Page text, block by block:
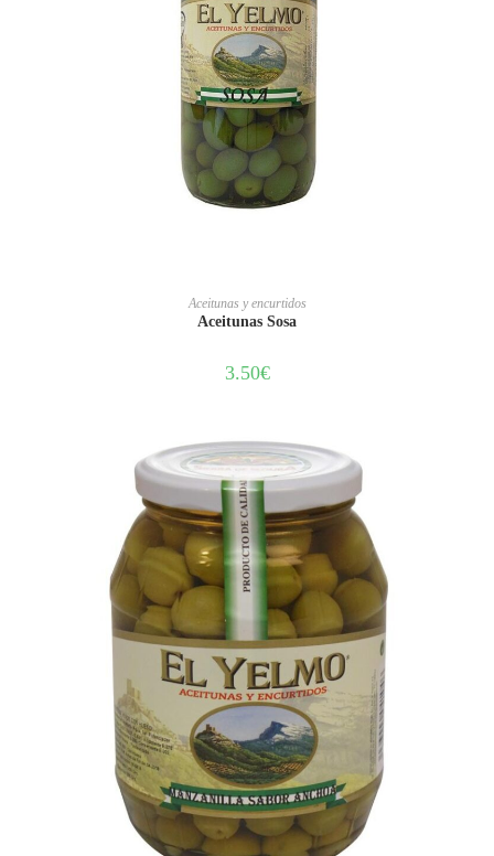
AÑADIR AL CARRITO
Aceitunas y encurtidos
Aceitunas Sosa
3.50€